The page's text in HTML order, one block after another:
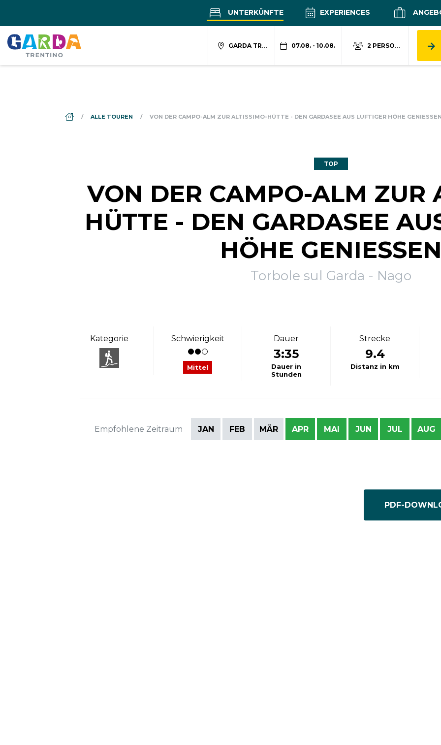
UNTERKÜNFTE EXPERIENCES
GARDA TRENTINO 07.08. - 10.08. 2 PERSONEN
DS_BREADCRUMB.HOME
ALLE TOUREN VON DER CAMPO-ALM ZUR ALTISSIMO-HÜTTE - DEN GARDASEE AUS LUFTIGER HÖHE GENIESSEN
TOP
VON DER CAMPO-ALM ZUR
HÜTTE - DEN GARDASEE
HÖHE GENIESSEN
Torbole sul Garda - Nago
Kategorie Schwierigkeit
Mittel
Dauer
3:35
Dauer in
Stunden
Strecke
9.4
Distanz in km
Empfohlene Zeitraum JAN FEB MÄR APR MAI JUN JUL AUG
PDF-